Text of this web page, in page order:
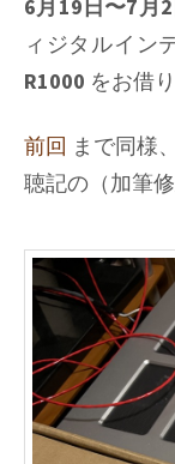
6月19日〜7月
ィジタルイン
R1000 をお借
前回 まで同様
聴記の（加筆